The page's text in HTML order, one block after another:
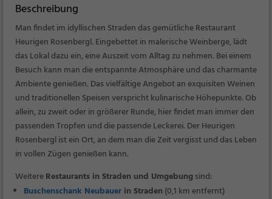
Beschreibung
Man findet im idyllischen Straden das gemütliche Restaurant
Heurigen Rosenbergl. Eingebettet in malerische Weinberge, lädt
das Lokal dazu ein, eine Auszeit vom Alltag zu nehmen. Bei einem
Besuch kann man die entspannte Atmosphäre und das charmante
Ambiente genießen. Das vielfältige Angebot an exquisiten Weinen
und traditionellen Speisen verspricht kulinarische Höhepunkte. Ob
allein, zu zweit oder in größerer Runde, hier findet man immer den
passenden Tropfen und die passende Leckerei. Der Heurigen
Rosenbergl ist ein Ort, an dem man die Zeit vergisst und das Leben
in vollen Zügen genießen kann.
WeitereRestaurants in Straden und Umgebungsind:
Buschenschank Neubauer in Straden (0,1 km entfernt)